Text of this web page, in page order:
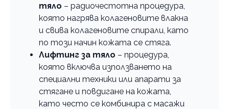
тяло – радиочестотна процедура,
която нагрява колагеновите влакна
и свива колагеновите спирали, като
по този начин кожата се стяга.
Лифтинг за тяло – процедура,
която включва използването на
специални техники или апарати за
стягане и повдигане на кожата,
като често се комбинира с масажи